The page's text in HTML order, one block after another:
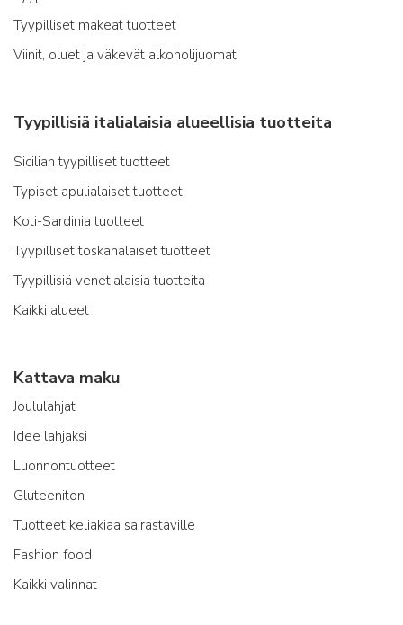
Tyypilliset makeat tuotteet
Viinit, oluet ja väkevät alkoholijuomat
Tyypillisiä italialaisia alueellisia tuotteita
Sicilian tyypilliset tuotteet
Typiset apulialaiset tuotteet
Koti-Sardinia tuotteet
Tyypilliset toskanalaiset tuotteet
Tyypillisiä venetialaisia tuotteita
Kaikki alueet
Kattava maku
Joululahjat
Idee lahjaksi
Luonnontuotteet
Gluteeniton
Tuotteet keliakiaa sairastaville
Fashion food
Kaikki valinnat